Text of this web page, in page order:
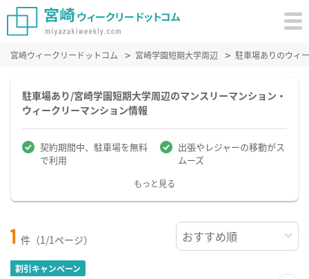
宮崎ウィークリードットコム 宮崎学園短期大学周辺 駐車場ありのウィ
駐車場あり/宮崎学園短期大学周辺のマンスリーマンション・
ウィークリーマンション情報
契約期間中、駐車場を無料
で利用
出張やレジャーの移動がス
ムーズ
もっと見る
1 件（1/1ページ）
割引キャンペーン